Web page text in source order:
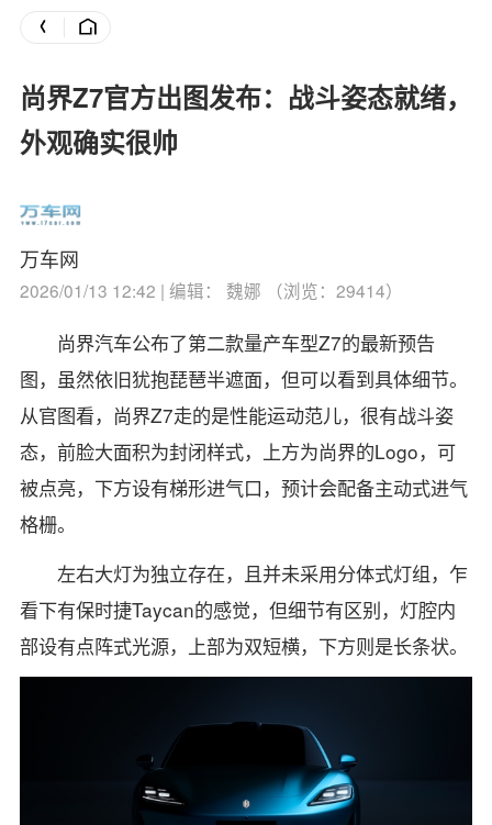
尚界Z7官方出图发布：战斗姿态就绪，
外观确实很帅
万车网
2026/01/13 12:42 | 编辑： 魏娜 （浏览：29414）
尚界汽车公布了第二款量产车型Z7的最新预告
图，虽然依旧犹抱琵琶半遮面，但可以看到具体细节。
从官图看，尚界Z7走的是性能运动范儿，很有战斗姿
态，前脸大面积为封闭样式，上方为尚界的Logo，可
被点亮，下方设有梯形进气口，预计会配备主动式进气
格栅。
左右大灯为独立存在，且并未采用分体式灯组，乍
看下有保时捷Taycan的感觉，但细节有区别，灯腔内
部设有点阵式光源，上部为双短横，下方则是长条状。